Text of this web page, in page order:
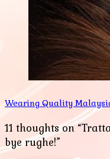
Wearing Quality
11 thoughts on
bye rughe!”